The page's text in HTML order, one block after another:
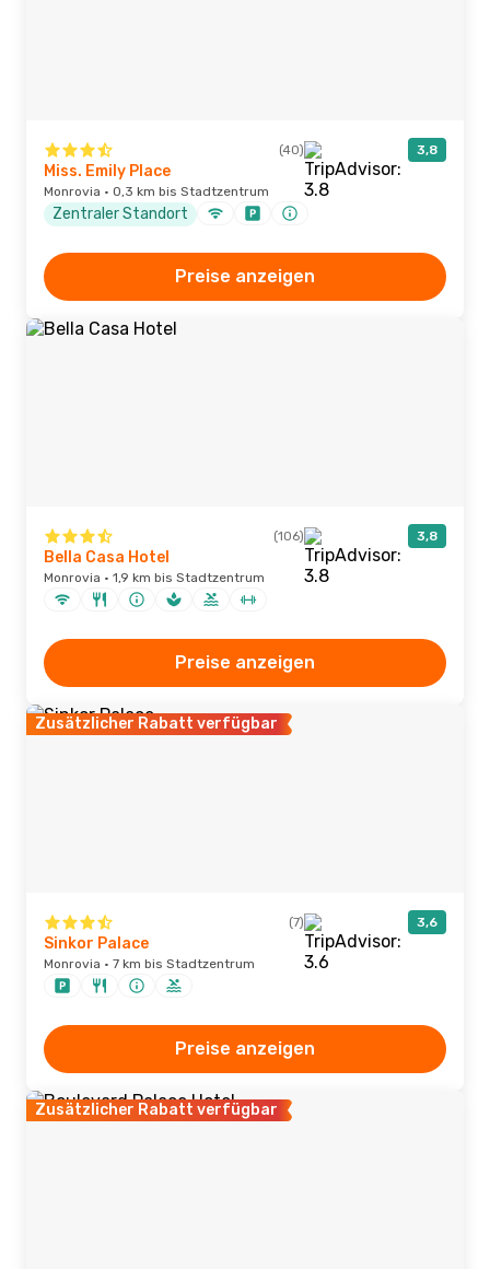
(40) 3,8
Miss. Emily Place
Monrovia · 0,3 km bis Stadtzentrum
Zentraler Standort
Preise anzeigen
(106) 3,8
Bella Casa Hotel
Monrovia · 1,9 km bis Stadtzentrum
Preise anzeigen
Zusätzlicher Rabatt verfügbar
(7) 3,6
Sinkor Palace
Monrovia · 7 km bis Stadtzentrum
Preise anzeigen
Zusätzlicher Rabatt verfügbar